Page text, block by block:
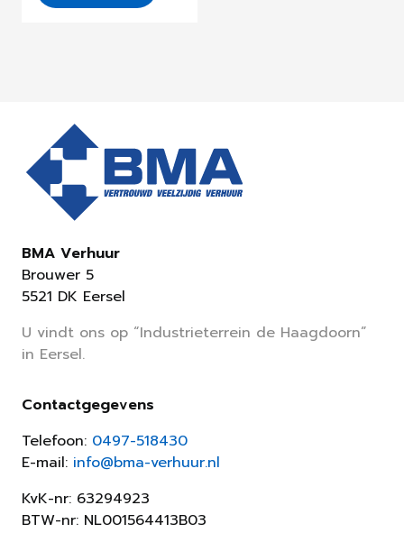
BMA Verhuur
Brouwer 5
5521 DK Eersel
U vindt ons op “Industrieterrein de Haagdoorn”
in Eersel.
Contactgegevens
Telefoon: 0497-518430
E-mail: info@bma-verhuur.nl
KvK-nr: 63294923
BTW-nr: NL001564413B03